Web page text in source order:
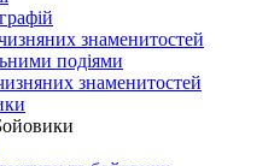
знаменитостей
подіями
знаменитостей